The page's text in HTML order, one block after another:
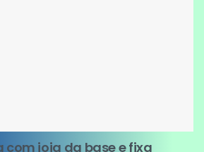
com joia da base e fixa